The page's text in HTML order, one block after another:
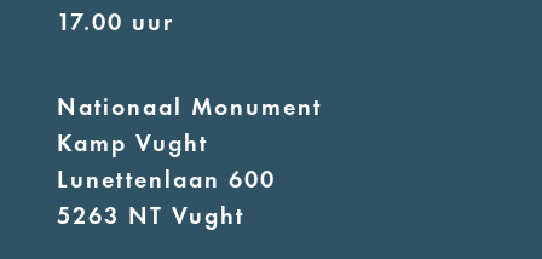
17.00 uur
Nationaal Monument
Kamp Vught
Lunettenlaan 600
5263 NT Vught